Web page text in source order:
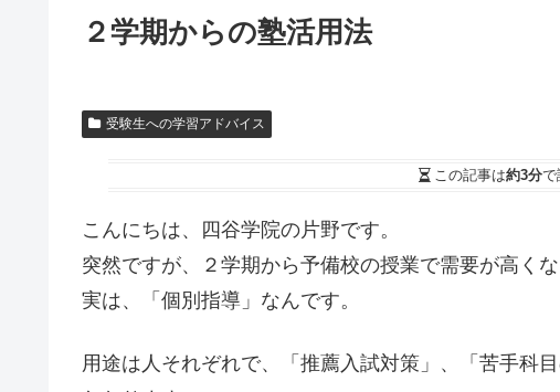
２学期からの塾活用法
受験生への学習アドバイス
この記事は約3分で
こんにちは、四谷学院の片野です。
突然ですが、２学期から予備校の授業で需要が高く
実は、「個別指導」なんです。
用途は人それぞれで、「推薦入試対策」、「苦手科